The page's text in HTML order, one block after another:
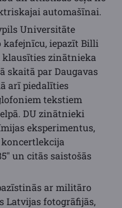
automašīnai.
Universitāte
iepazīt Billi
zinātnieka
skaitā par Daugavas
arī piedalīties
tekstiem
DU zinātnieki
eksperimentus,
un citās saistošās
ar militāro
Latvijas fotogrāfijās,